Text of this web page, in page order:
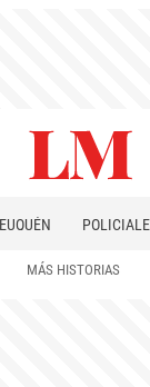
MÁS HISTORIAS